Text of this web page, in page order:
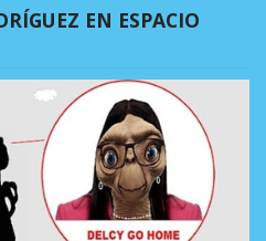
EN ESPACIO